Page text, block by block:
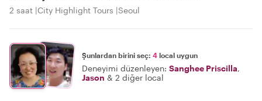
2 saat City Highlight Tours Seoul
Şunlardan birini seç: 4 local uygun
Deneyimi düzenleyen: Sanghee Priscilla,
Jason & 2 diğer local